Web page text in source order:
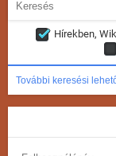
Hírekben,
További keresési